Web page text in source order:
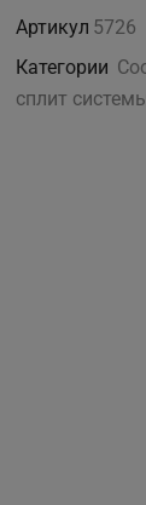
Артикул 5726
Категории
сплит